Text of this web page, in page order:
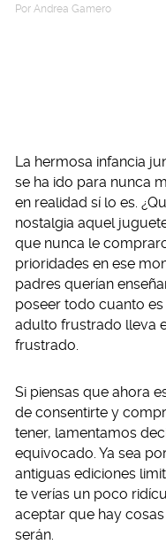
Por Andrea Gamero
La hermosa infancia
se ha ido para nunca
en realidad sí lo es.
nostalgia aquel
que nunca le
prioridades en ese
padres querían
poseer todo cuanto
adulto frustrado lleva
frustrado.
Si piensas que ahora
de consentirte y
tener, lamentamos
equivocado. Ya sea
antiguas ediciones
te verías un poco
aceptar que hay
serán.